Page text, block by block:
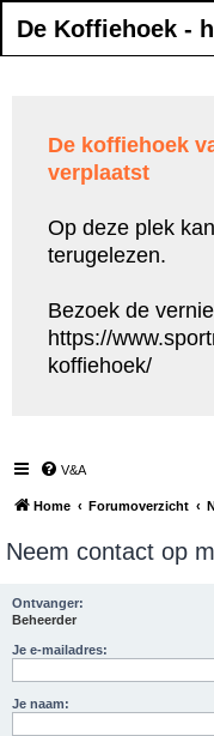
De Koffiehoek -
De koffiehoek
verplaatst
Op deze plek
terugelezen.
Bezoek de
https://
koffiehoek/
V&A
Home Forumoverzicht
Neem contact op
Ontvanger:
Beheerder
Je e-mailadres:
Je naam: